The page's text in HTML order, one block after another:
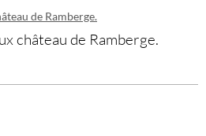
château de Ramberge.